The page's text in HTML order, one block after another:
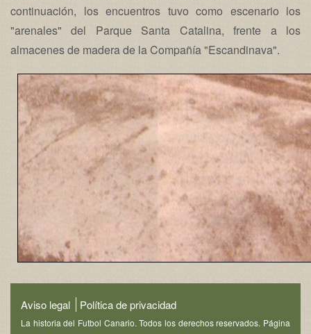
continuación, los encuentros tuvo como escenario los
"arenales" del Parque Santa Catalina, frente a los
almacenes de madera de la Compañía "Escandinava".
Aviso legal Política de privacidad
La historia del Futbol Canario. Todos los derechos reservados. Página